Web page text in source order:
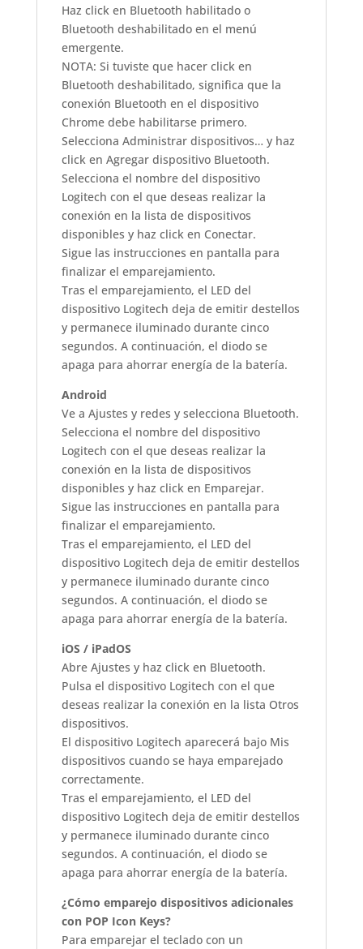
Haz click en Bluetooth habilitado o
Bluetooth deshabilitado en el menú
emergente.
NOTA: Si tuviste que hacer click en
Bluetooth deshabilitado, significa que la
conexión Bluetooth en el dispositivo
Chrome debe habilitarse primero.
Selecciona Administrar dispositivos… y haz
click en Agregar dispositivo Bluetooth.
Selecciona el nombre del dispositivo
Logitech con el que deseas realizar la
conexión en la lista de dispositivos
disponibles y haz click en Conectar.
Sigue las instrucciones en pantalla para
finalizar el emparejamiento.
Tras el emparejamiento, el LED del
dispositivo Logitech deja de emitir destellos
y permanece iluminado durante cinco
segundos. A continuación, el diodo se
apaga para ahorrar energía de la batería.
Android
Ve a Ajustes y redes y selecciona Bluetooth.
Selecciona el nombre del dispositivo
Logitech con el que deseas realizar la
conexión en la lista de dispositivos
disponibles y haz click en Emparejar.
Sigue las instrucciones en pantalla para
finalizar el emparejamiento.
Tras el emparejamiento, el LED del
dispositivo Logitech deja de emitir destellos
y permanece iluminado durante cinco
segundos. A continuación, el diodo se
apaga para ahorrar energía de la batería.
iOS / iPadOS
Abre Ajustes y haz click en Bluetooth.
Pulsa el dispositivo Logitech con el que
deseas realizar la conexión en la lista Otros
dispositivos.
El dispositivo Logitech aparecerá bajo Mis
dispositivos cuando se haya emparejado
correctamente.
Tras el emparejamiento, el LED del
dispositivo Logitech deja de emitir destellos
y permanece iluminado durante cinco
segundos. A continuación, el diodo se
apaga para ahorrar energía de la batería.
¿Cómo emparejo dispositivos adicionales
con POP Icon Keys?
Para emparejar el teclado con un